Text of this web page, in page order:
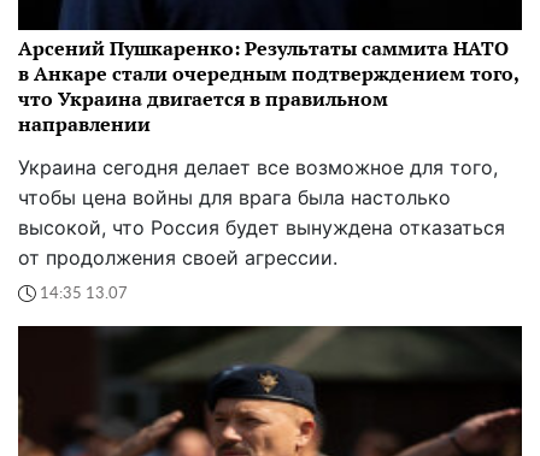
Арсений Пушкаренко: Результаты саммита НАТО
в Анкаре стали очередным подтверждением того,
что Украина двигается в правильном
направлении
Украина сегодня делает все возможное для того,
чтобы цена войны для врага была настолько
высокой, что Россия будет вынуждена отказаться
от продолжения своей агрессии.
14:35 13.07